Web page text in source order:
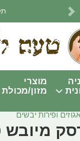
תל
Next
מוצרי
מזון/מכולת
ופירות יבשים
מיובש